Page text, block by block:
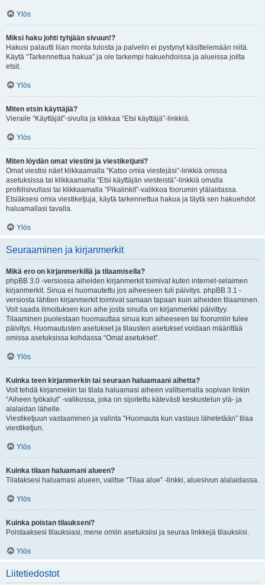
Ylös
Miksi haku johti tyhjään sivuun!?
Hakusi palautti liian monta tulosta ja palvelin ei pystynyt käsittelemään niitä.
Käytä “Tarkennettua hakua” ja ole tarkempi hakuehdoissa ja alueissa joilta
etsit.
Ylös
Miten etsin käyttäjiä?
Vieraile “Käyttäjät”-sivulla ja klikkaa “Etsi käyttäjä”-linkkiä.
Ylös
Miten löydän omat viestini ja viestiketjuni?
Omat viestisi näet klikkaamalla “Katso omia viestejäsi”-linkkiä omissa
asetuksissa tai klikkaamalla “Etsi käyttäjän viesteistä”-linkkiä omalla
profiilisivullasi tai klikkaamalla “Pikalinkit”-valikkoa foorumin ylälaidassa.
Etsiäksesi omia viestiketjuja, käytä tarkennettua hakua ja täytä sen hakuehdot
haluamallasi tavalla.
Ylös
Seuraaminen ja kirjanmerkit
Mikä ero on kirjanmerkillä ja tilaamisella?
phpBB 3.0 -versiossa aiheiden kirjanmerkit toimivat kuten internet-selaimen
kirjanmerkit. Sinua ei huomautettu jos aiheeseen tuli päivitys. phpBB 3.1 -
versiosta lähtien kirjanmerkit toimivat samaan tapaan kuin aiheiden tilaaminen.
Voit saada ilmoituksen kun aihe josta sinulla on kirjanmerkki päivittyy.
Tilaaminen puolestaan huomauttaa sinua kun aiheeseen tai foorumiin tulee
päivitys. Huomautusten asetukset ja tilausten asetukset voidaan määrittää
omissa asetuksissa kohdassa “Omat asetukset”.
Ylös
Kuinka teen kirjanmerkin tai seuraan haluamaani aihetta?
Voit tehdä kirjanmekin tai tilata haluamasi aiheen valitsemalla sopivan linkin
“Aiheen työkalut” -valikossa, joka on sijoitettu kätevästi keskustelun ylä- ja
alalaidan lähelle.
Viestiketjuun vastaaminen ja valinta “Huomauta kun vastaus lähetetään” tilaa
viestiketjun.
Ylös
Kuinka tilaan haluamani alueen?
Tilataksesi haluamasi alueen, valitse “Tilaa alue” -linkki, aluesivun alalaidassa.
Ylös
Kuinka poistan tilaukseni?
Poistaaksesi tilauksiasi, mene omiin asetuksiisi ja seuraa linkkejä tilauksiisi.
Ylös
Liitetiedostot